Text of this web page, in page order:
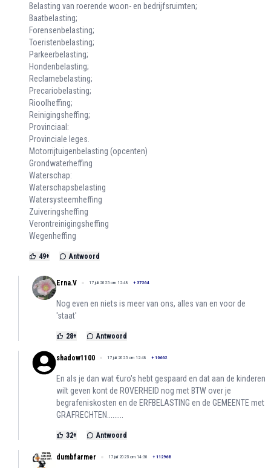
Belasting van roerende woon- en bedrijfsruimten;
Baatbelasting;
Forensenbelasting;
Toeristenbelasting;
Parkeerbelasting;
Hondenbelasting;
Reclamebelasting;
Precariobelasting;
Rioolheffing;
Reinigingsheffing;
Provinciaal:
Provinciale leges.
Motorrijtuigenbelasting (opcenten)
Grondwaterheffing
Waterschap:
Waterschapsbelasting
Watersysteemheffing
Zuiveringsheffing
Verontreinigingsheffing
Wegenheffing
49+ Antwoord
Erna.V 17 juli 2025 om 12:48 + 37264
Nog even en niets is meer van ons, alles van en voor de
'staat'
28+ Antwoord
shadow1100 17 juli 2025 om 12:48 + 10662
En als je dan wat €uro's hebt gespaard en dat aan de kinderen
wilt geven kont de ROVERHEID nog met BTW over je
begrafeniskosten en de ERFBELASTING en de GEMEENTE met
GRAFRECHTEN.........
32+ Antwoord
dumbfarmer 17 juli 2025 om 14:30 + 112968